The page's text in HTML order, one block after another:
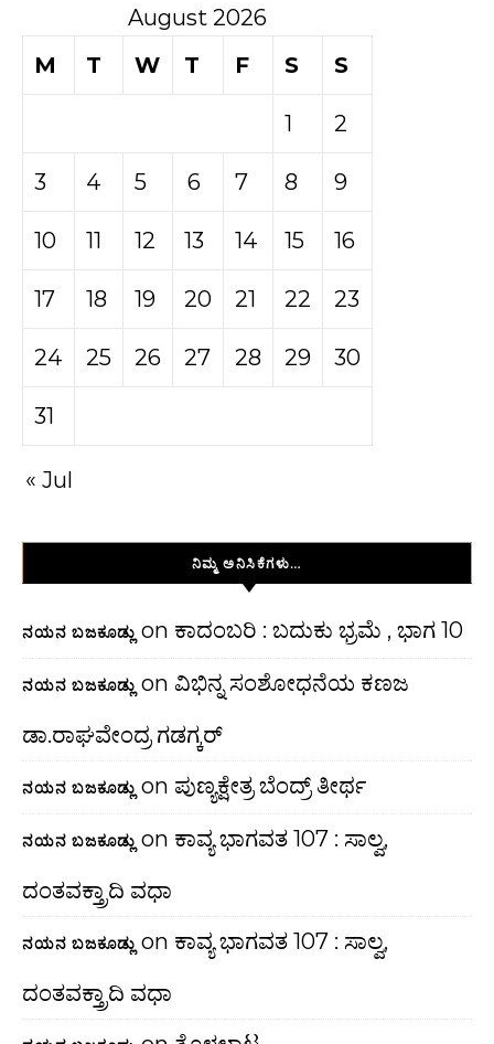
August 2026
M
T W T F S S
1 2
3 4 5 6 7 8 9
10 11 12 13 14 15 16
17 18 19 20 21 22 23
24 25 26 27 28 29 30
31
« Jul
ನಿಮ್ಮ ಅನಿಸಿಕೆಗಳು…
ನಯನ ಬಜಕೂಡ್ಲು on ಕಾದಂಬರಿ : ಬದುಕು ಭ್ರಮೆ , ಭಾಗ 10
ನಯನ ಬಜಕೂಡ್ಲು on ವಿಭಿನ್ನ ಸಂಶೋಧನೆಯ ಕಣಜ
ಡಾ.ರಾಘವೇಂದ್ರ ಗಡಗ್ಕರ್
ನಯನ ಬಜಕೂಡ್ಲು on ಪುಣ್ಯಕ್ಷೇತ್ರ ಬೆಂದ್ರ್ ತೀರ್ಥ
ನಯನ ಬಜಕೂಡ್ಲು on ಕಾವ್ಯ ಭಾಗವತ 107 : ಸಾಲ್ವ,
ದಂತವಕ್ತ್ರಾದಿ ವಧಾ
ನಯನ ಬಜಕೂಡ್ಲು on ಕಾವ್ಯ ಭಾಗವತ 107 : ಸಾಲ್ವ,
ದಂತವಕ್ತ್ರಾದಿ ವಧಾ